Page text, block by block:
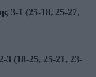
3-1 (25-18, 25-27,
3 (18-25, 25-21, 23-